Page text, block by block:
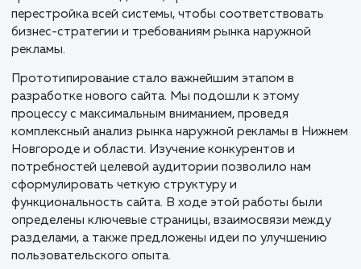
устаревшего и неэффективного сайта. Наша задача
заключалась в полном переосмыслении и
веб-пространства, чтобы обеспечить соответствие
рекламных кампаний.
Первым этапом стала детальная оценка исходного
положения. Старый сайт на WordPress имел
проблем: неоптимизированная структура, путаная
навигация, низкие показатели конверсии из
также технические проблемы. Нам нужно было не
просто обновить дизайн; требовалась глобальная
перестройка всей системы, чтобы соответствовать
бизнес-стратегии и требованиям рынка наружной